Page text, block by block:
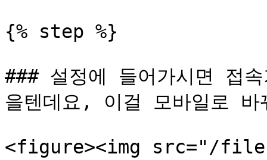
{% step %}
### 설정에 들어가시면 접
을텐데요, 이걸 모바일로
<figure><img src="/files/